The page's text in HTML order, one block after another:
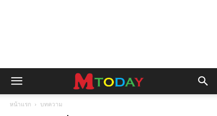
หน้าแรก บทความ